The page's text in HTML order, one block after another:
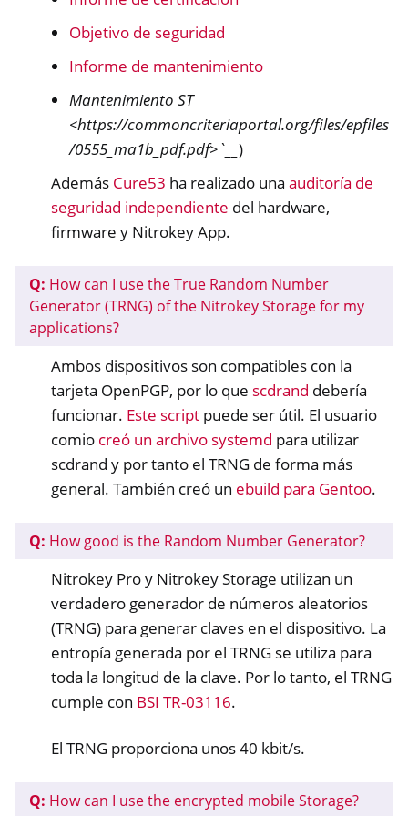
Objetivo de seguridad
Informe de mantenimiento
Mantenimiento ST
<https://commoncriteriaportal.org/files/epfiles
/0555_ma1b_pdf.pdf>`__)
Además Cure53 ha realizado una auditoría de
seguridad independiente del hardware,
firmware y Nitrokey App.
Q: How can I use the True Random Number
Generator (TRNG) of the Nitrokey Storage for my
applications?
Ambos dispositivos son compatibles con la
tarjeta OpenPGP, por lo que scdrand debería
funcionar. Este script puede ser útil. El usuario
comio creó un archivo systemd para utilizar
scdrand y por tanto el TRNG de forma más
general. También creó un ebuild para Gentoo.
Q: How good is the Random Number Generator?
Nitrokey Pro y Nitrokey Storage utilizan un
verdadero generador de números aleatorios
(TRNG) para generar claves en el dispositivo. La
entropía generada por el TRNG se utiliza para
toda la longitud de la clave. Por lo tanto, el TRNG
cumple con BSI TR-03116.
El TRNG proporciona unos 40 kbit/s.
Q: How can I use the encrypted mobile Storage?